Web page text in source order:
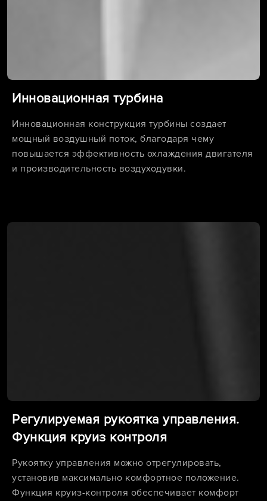
Инновационная турбина
Инновационная конструкция турбины создает
мощный воздушный поток, благодаря чему
повышается эффективность охлаждения двигателя
и производительность воздуходувки.
Регулируемая рукоятка управления.
Функция круиз контроля
Рукоятку управления можно отрегулировать,
установив максимально комфортное положение.
Функция круиз-контроля обеспечивает комфорт